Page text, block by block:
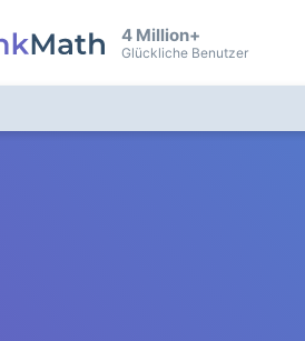
4 Million+
Glückliche Benutzer